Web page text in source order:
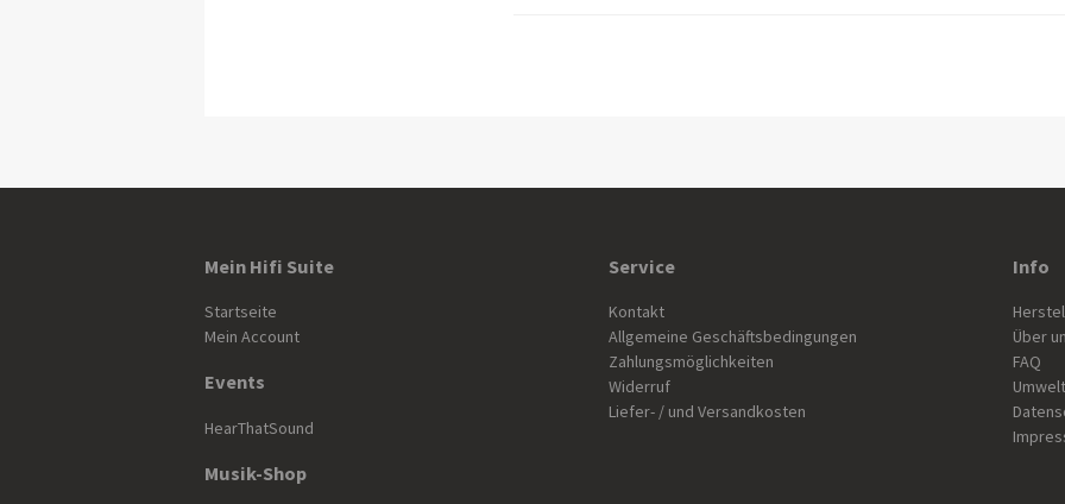
Mein Hifi Suite
Startseite
Mein Account
Events
HearThatSound
Musik-Shop
Service
Kontakt
Allgemeine Geschäftsbedingungen
Zahlungsmöglichkeiten
Widerruf
Liefer- / und Versandkosten
Info
Über
FAQ